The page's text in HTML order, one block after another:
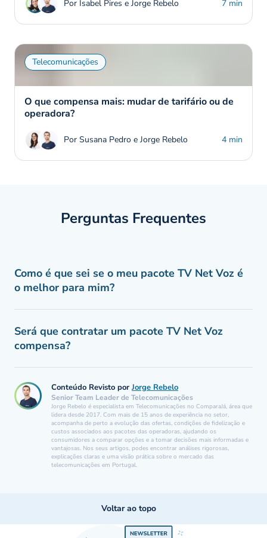
Por Isabel Pires e Jorge Rebelo 7 min
Telecomunicações
O que compensa mais: mudar de tarifário ou de
operadora?
Por Susana Pedro e Jorge Rebelo 4 min
Perguntas Frequentes
Como é que sei se o meu pacote TV Net Voz é
o melhor para mim?
Será que contratar um pacote TV Net Voz
compensa?
Conteúdo Revisto por Jorge Rebelo
Senior Team Leader de Telecomunicações
Jorge Rebelo é especialista em Telecomunicações no ComparaJá, área que
lidera desde 2017. Com mais de 15 anos de experiência no setor,
acompanha de perto a evolução das ofertas, condições de fidelização e
custos associados aos pacotes das operadoras, ajudando os
consumidores a comparar opções e a tomar decisões mais informadas e
vantajosas. Nos seus artigos, podes encontrar análises rigorosas,
explicações claras e uma visão prática sobre o mercado das
telecomunicações em Portugal.
Voltar ao topo